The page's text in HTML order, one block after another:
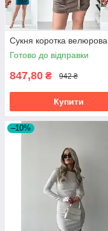
Сукня коротка велюрова
Готово до відправки
847,80 ₴ 942 ₴
Купити
–10%